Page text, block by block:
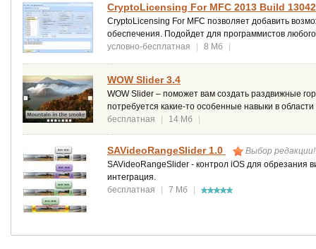
CryptoLicensing For MFC 2013 Build
CryptoLicensing For MFC позволяет добавить
обеспечения. Подойдет для программистов
условно-бесплатная
| 8 Мб |
WOW Slider 3.4
WOW Slider – поможет вам создать раздвижные
потребуется какие-то особенные навыки в
бесплатная
| 14 Мб |
SAVideoRangeSlider 1.0
Выбор редакции!
SAVideoRangeSlider - контрол iOS для обрезания
интеграция.
бесплатная
| 7 Мб |